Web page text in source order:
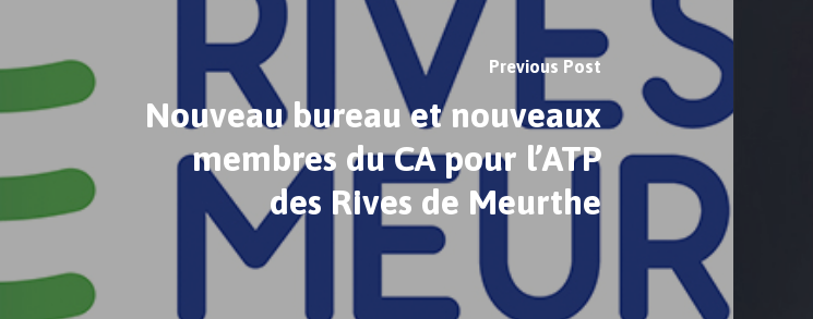
Previous Post
Nouveau bureau et nouveaux
membres du CA pour l’ATP
des Rives de Meurthe